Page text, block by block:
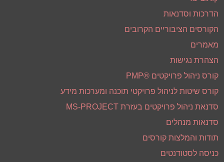
סדנאות מנהלים
כניסה לסטודנטים
צור קשר
תקנון שימוש ומדיניות פרטיות
ניהול פרויקטים מתקדם והכנה למבחן ה PMP
פרטי קשר
דואר אלקטרוני :dan@pmteam.co.il